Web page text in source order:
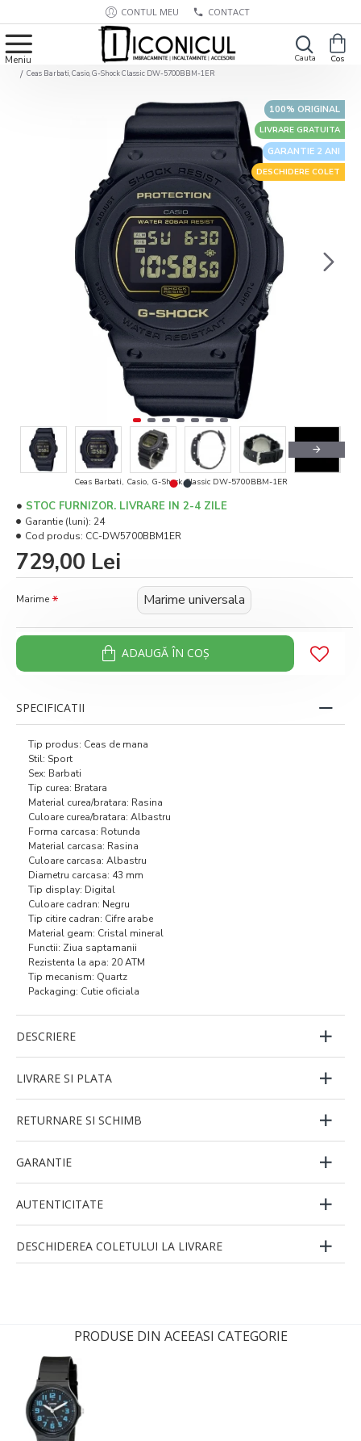
CONTUL MEU CONTACT
Ceas Barbati, Casio, G-Shock Classic DW-5700BBM-1ER
GARANTIE 2 ANI
100% ORIGINAL
LIVRARE GRATUITA
DESCHIDERE COLET
Ceas Barbati, Casio, G-Shock Classic DW-5700BBM-1ER
729,00 Lei
STOC FURNIZOR. LIVRARE IN 2-4 ZILE
Garantie (luni): 24
Cod produs: CC-DW5700BBM1ER
Marime Marime universala
ADAUGĂ ÎN COŞ
SPECIFICATII
Tip produs: Ceas de mana
Stil: Sport
Sex: Barbati
Tip curea: Bratara
Material curea/bratara: Rasina
Culoare curea/bratara: Albastru
Forma carcasa: Rotunda
Material carcasa: Rasina
Culoare carcasa: Albastru
Diametru carcasa: 43 mm
Tip display: Digital
Culoare cadran: Negru
Tip citire cadran: Cifre arabe
Material geam: Cristal mineral
Functii: Ziua saptamanii
Rezistenta la apa: 20 ATM
Tip mecanism: Quartz
Packaging: Cutie oficiala
DESCRIERE
LIVRARE SI PLATA
RETURNARE SI SCHIMB
GARANTIE
AUTENTICITATE
DESCHIDEREA COLETULUI LA LIVRARE
PRODUSE DIN ACEEASI CATEGORIE